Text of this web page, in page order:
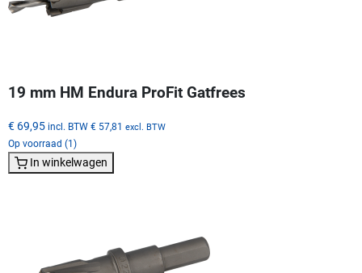
19 mm HM Endura ProFit Gatfrees
€ 69,95 incl. BTW € 57,81 excl. BTW
Op voorraad (1)
In winkelwagen